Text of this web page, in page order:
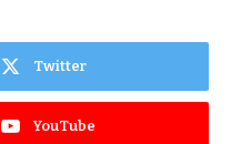
Twitter
YouTube